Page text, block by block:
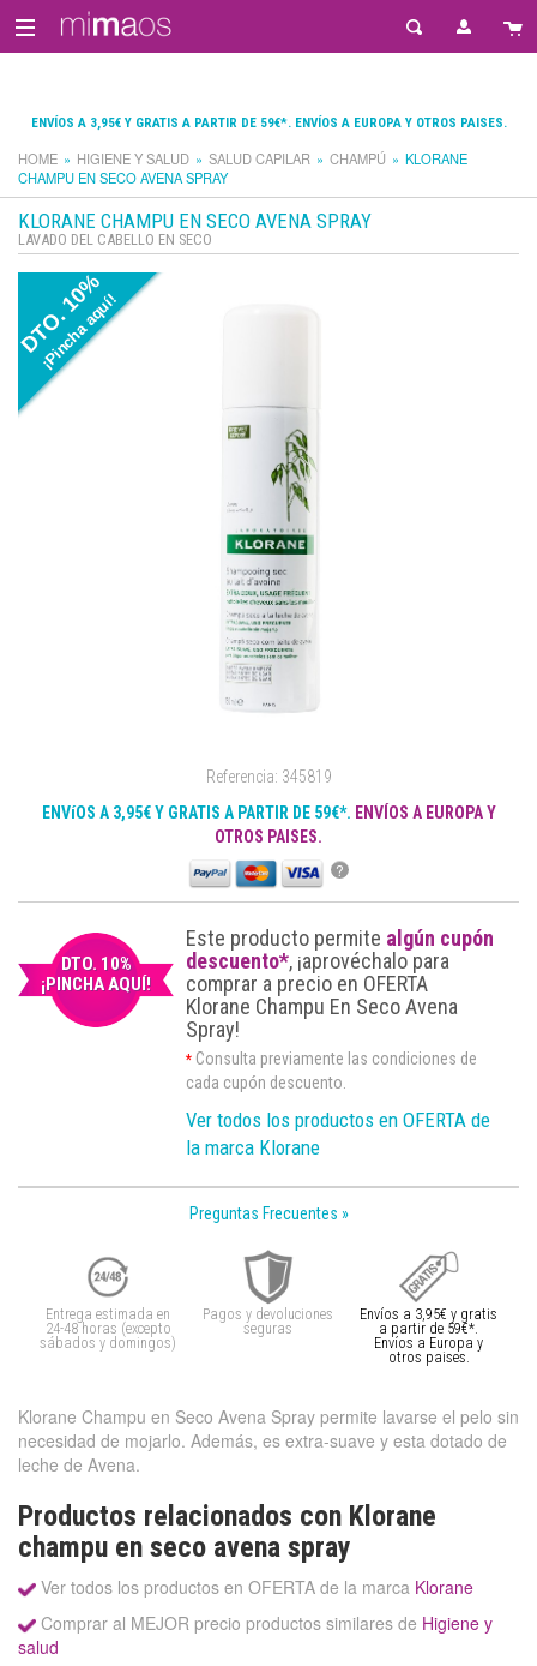
ENVÍOS A 3,95€ Y GRATIS A PARTIR DE 59€*. ENVÍOS A EUROPA Y OTROS PAISES.
HOME HIGIENE Y SALUD SALUD CAPILAR CHAMPÚ
KLORANE
CHAMPU EN SECO AVENA SPRAY
KLORANE CHAMPU EN SECO AVENA SPRAY
LAVADO DEL CABELLO EN SECO
DTO. 10%
¡Pincha aquí!
Referencia: 345819
ENVíOS A 3,95€ Y GRATIS A PARTIR DE 59€*. ENVÍOS A EUROPA Y
OTROS PAISES.
?
DTO. 10%
¡PINCHA AQUÍ!
Este producto permite algún cupón
descuento*, ¡aprovéchalo para
comprar a precio en OFERTA
Klorane Champu En Seco Avena
Spray!
* Consulta previamente las condiciones de
cada cupón descuento.
Ver todos los productos en OFERTA de
la marca Klorane
Preguntas Frecuentes »
Entrega estimada en
24-48 horas (excepto
sábados y domingos)
Pagos y devoluciones
seguras
Envíos a 3,95€ y gratis
a partir de 59€*.
Envíos a Europa y
otros paises.
Klorane Champu en Seco Avena Spray permite lavarse el pelo sin
necesidad de mojarlo. Además, es extra-suave y esta dotado de
leche de Avena.
Productos relacionados con Klorane
champu en seco avena spray
Ver todos los productos en OFERTA de la marca Klorane
Comprar al MEJOR precio productos similares de Higiene y
salud